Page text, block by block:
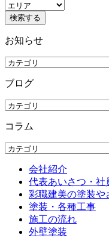
お知らせ
ブログ
コラム
会社紹介
代表あいさつ・社
彩職建美の塗装や
塗装・各種工事
施工の流れ
外壁塗装